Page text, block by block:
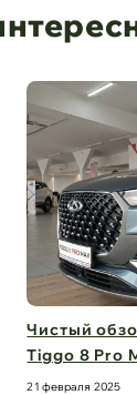
Чистый
Tiggo 8 Pro
21 февраля 2025